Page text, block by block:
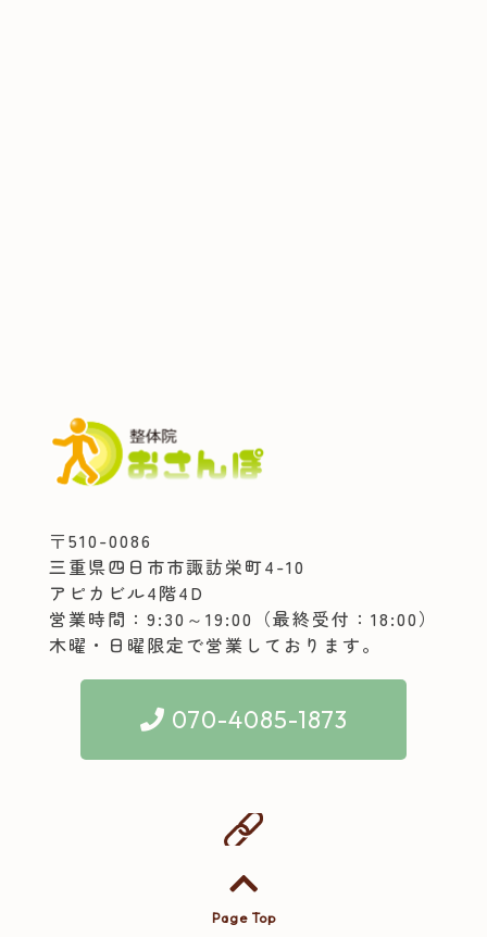
〒510-0086
三重県四日市市諏訪栄町4-10
アピカビル4階4D
営業時間：9:30～19:00（最終受付：18:00）
木曜・日曜限定で営業しております。
070-4085-1873
Page Top